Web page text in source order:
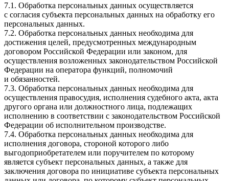
7.1. Обработка персональных данных осуществляется
с согласия субъекта персональных данных на обработку его
персональных данных.
7.2. Обработка персональных данных необходима для
достижения целей, предусмотренных международным
договором Российской Федерации или законом, для
осуществления возложенных законодательством Российской
Федерации на оператора функций, полномочий
и обязанностей.
7.3. Обработка персональных данных необходима для
осуществления правосудия, исполнения судебного акта, акта
другого органа или должностного лица, подлежащих
исполнению в соответствии с законодательством Российской
Федерации об исполнительном производстве.
7.4. Обработка персональных данных необходима для
исполнения договора, стороной которого либо
выгодоприобретателем или поручителем по которому
является субъект персональных данных, а также для
заключения договора по инициативе субъекта персональных